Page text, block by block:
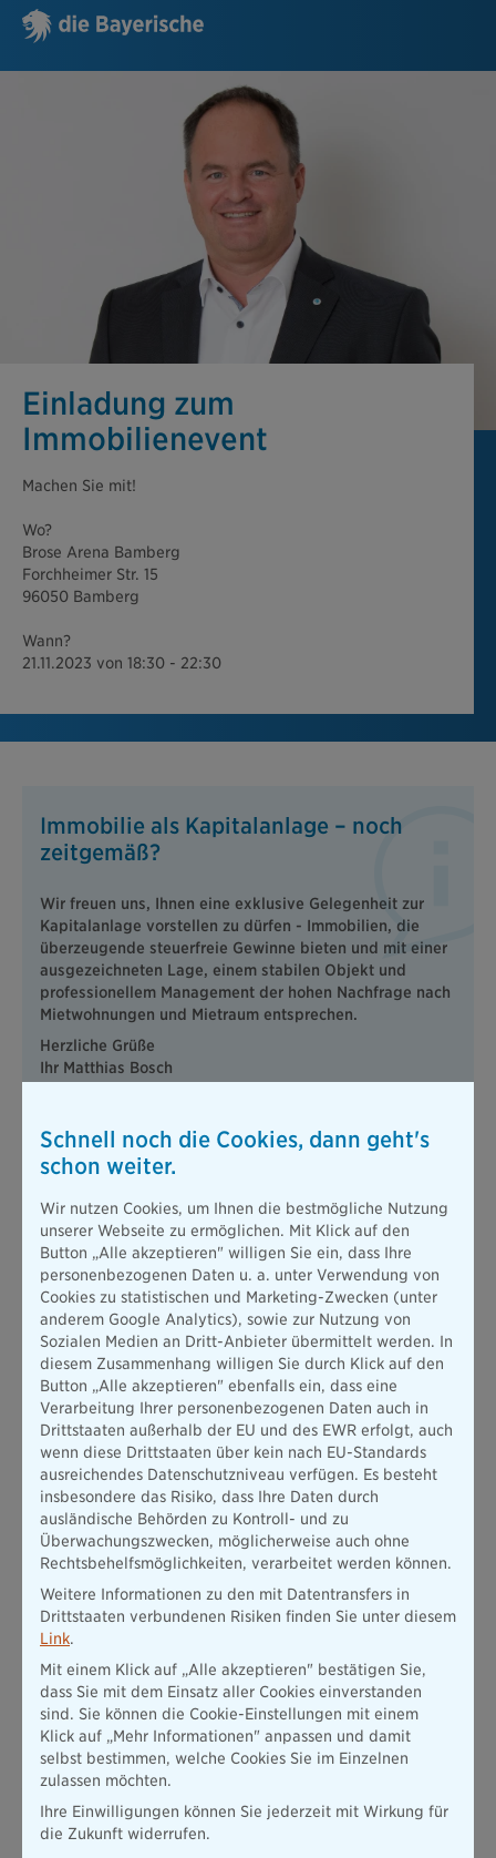
Einladung zum
Immobilienevent
Machen Sie mit!
Wo?
Brose Arena Bamberg
Forchheimer Str. 15
96050 Bamberg
Wann?
21.11.2023 von 18:30 - 22:30
Immobilie als Kapitalanlage – noch
zeitgemäß?
Wir freuen uns, Ihnen eine exklusive Gelegenheit zur
Kapitalanlage vorstellen zu dürfen - Immobilien, die
überzeugende steuerfreie Gewinne bieten und mit einer
ausgezeichneten Lage, einem stabilen Objekt und
professionellem Management der hohen Nachfrage nach
Mietwohnungen und Mietraum entsprechen.
Herzliche Grüße
Ihr Matthias Bosch
Das Programm - für Anleger, die sich
bewegen wollen
Ablauf
18:30 Uhr:Begrüßung mit Sektempfang und Häppchen - come
together
19:00 Uhr:Beginn der Veranstaltung - Einführende Worte
19:15 Uhr:Immobilien als Kapitalanlage – noch zeitgemäß?
ab ca.
20:00 Uhr:Buffet und Netzwerken
22:30 Uhr:Ende der Veranstaltung
Referent und Themen
Referent:Rainer Aigner, Geschäftsfeldverantwortlicher cpx
Immocom
Unsere Themen:
Lage und Objekt
Stabilität und Management
Marktdynamik und Inflationssicherheit
Vermögensaufbau
Ihre Aufmerksamkeit ist unser Anspruch. Wir stehen Ihnen
jederzeit für weitere Informationen zur Verfügung und freuen
uns darauf, gemeinsam mit Ihnen eine vielversprechende
Kapitalanlage zu realisieren.
Schnell noch die Cookies, dann geht's
schon weiter.
Wir nutzen Cookies, um Ihnen die bestmögliche Nutzung
unserer Webseite zu ermöglichen. Mit Klick auf den
Button „Alle akzeptieren" willigen Sie ein, dass Ihre
personenbezogenen Daten u. a. unter Verwendung von
Cookies zu statistischen und Marketing-Zwecken (unter
anderem Google Analytics), sowie zur Nutzung von
Sozialen Medien an Dritt-Anbieter übermittelt werden. In
diesem Zusammenhang willigen Sie durch Klick auf den
Button „Alle akzeptieren" ebenfalls ein, dass eine
Verarbeitung Ihrer personenbezogenen Daten auch in
Drittstaaten außerhalb der EU und des EWR erfolgt, auch
wenn diese Drittstaaten über kein nach EU-Standards
ausreichendes Datenschutzniveau verfügen. Es besteht
insbesondere das Risiko, dass Ihre Daten durch
ausländische Behörden zu Kontroll- und zu
Überwachungszwecken, möglicherweise auch ohne
Rechtsbehelfsmöglichkeiten, verarbeitet werden können.
Weitere Informationen zu den mit Datentransfers in
Drittstaaten verbundenen Risiken finden Sie unter diesem
Link.
Mit einem Klick auf „Alle akzeptieren" bestätigen Sie,
dass Sie mit dem Einsatz aller Cookies einverstanden
sind. Sie können die Cookie-Einstellungen mit einem
Klick auf „Mehr Informationen" anpassen und damit
selbst bestimmen, welche Cookies Sie im Einzelnen
zulassen möchten.
Ihre Einwilligungen können Sie jederzeit mit Wirkung für
die Zukunft widerrufen.